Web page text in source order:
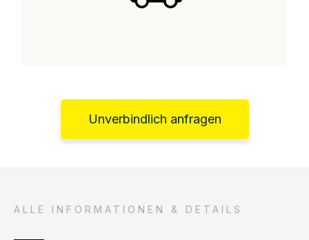
Unverbindlich anfragen
ALLE INFORMATIONEN & DETAILS